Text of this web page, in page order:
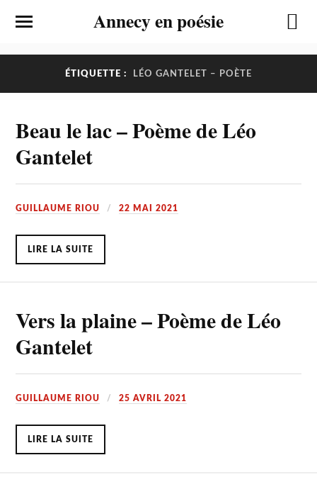
Annecy en poésie
ÉTIQUETTE : LÉO GANTELET – POÈTE
Beau le lac – Poème de Léo
Gantelet
GUILLAUME RIOU 22 MAI 2021
LIRE LA SUITE
Vers la plaine – Poème de Léo
Gantelet
GUILLAUME RIOU 25 AVRIL 2021
LIRE LA SUITE